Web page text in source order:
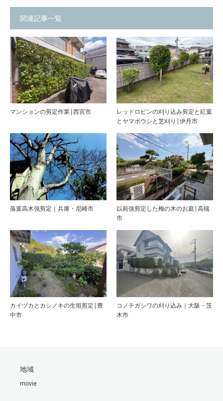
関連記事一覧
マンションの剪定作業|西宮市
レッドロビンの刈り込み剪定と紅葉
とヤマボウシと芝刈り|伊丹市
落葉高木強剪定｜兵庫・尼崎市
以前強剪定した梅の木のお庭|高槻
市
カイヅカとカシノキの生垣剪定|豊
中市
コノテガシワの刈り込み｜大阪・茨
木市
地域
movie